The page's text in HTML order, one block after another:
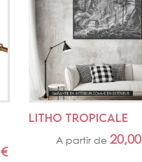
€
LITHO TROPICALE
A partir de 20,00